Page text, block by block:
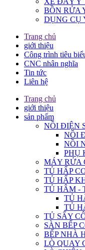
BỒN RỬA
DỤNG CỤ
Trang chủ
giới thiệu
Công trình tiêu
CNC nhân nghĩa
Tin tức
Liên hệ
Trang chủ
giới thiệu
sản phẩm
NỒI ĐIỆN
NỒI
NỒI
PHỤ
MÁY RỬA
TỦ HẤP
TỦ HẤP
TỦ HÂM -
TỦ
TỦ
TỦ SẤY
SÀN BẾP
BẾP NHÀ
LÒ QUAY